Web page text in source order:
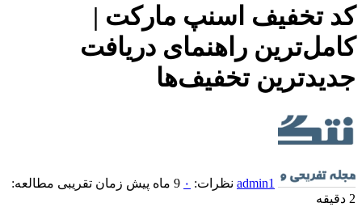
کد تخفیف اسنپ مارکت |
کامل‌ترین راهنمای دریافت
جدیدترین تخفیف‌ها
admin1 نظرات: ۰ 9 ماه پیش
زمان تقریبی مطالعه:
2 دقیقه